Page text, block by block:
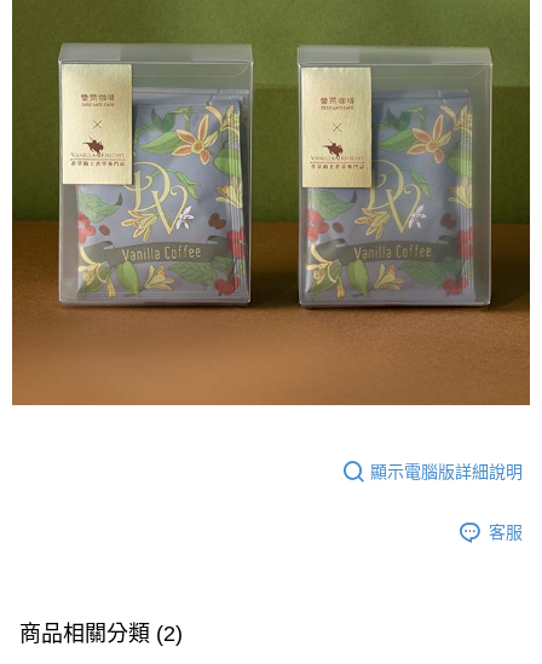
顯示電腦版詳細說明
客服
商品相關分類 (2)